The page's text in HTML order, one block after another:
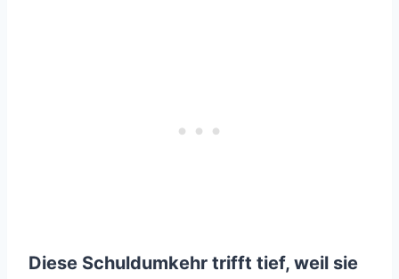
Diese Schuldumkehr trifft tief, weil sie